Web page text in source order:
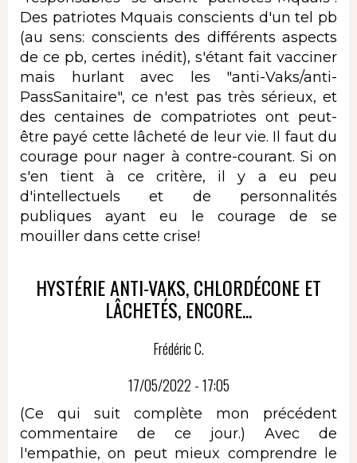
Des patriotes Mquais conscients d'un tel pb
(au sens: conscients des différents aspects
de ce pb, certes inédit), s'étant fait vacciner
mais hurlant avec les "anti-Vaks/anti-
PassSanitaire", ce n'est pas très sérieux, et
des centaines de compatriotes ont peut-
être payé cette lâcheté de leur vie. Il faut du
courage pour nager à contre-courant. Si on
s'en tient à ce critère, il y a eu peu
d'intellectuels et de personnalités
publiques ayant eu le courage de se
mouiller dans cette crise!
HYSTÉRIE ANTI-VAKS, CHLORDÉCONE ET
LÂCHETÉS, ENCORE...
Frédéric C.
17/05/2022 - 17:05
(Ce qui suit complète mon précédent
commentaire de ce jour.) Avec de
l'empathie, on peut mieux comprendre le